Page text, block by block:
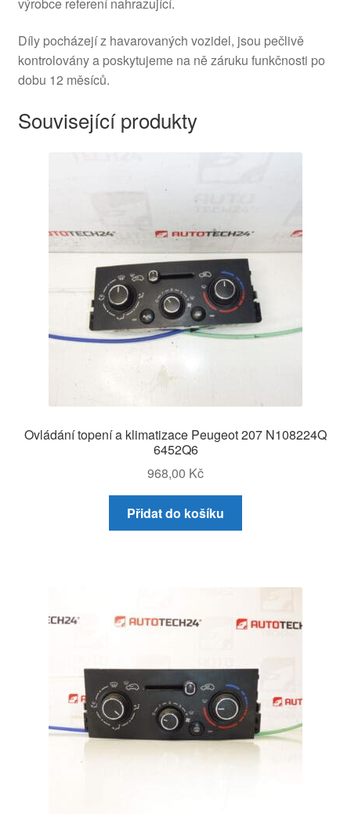
Díly pocházejí z havarovaných vozidel, jsou pečlivě
kontrolovány a poskytujeme na ně záruku funkčnosti po
dobu 12 měsíců.
Související produkty
Ovládání topení a klimatizace Peugeot 207 N108224Q
6452Q6
968,00 Kč
Přidat do košíku